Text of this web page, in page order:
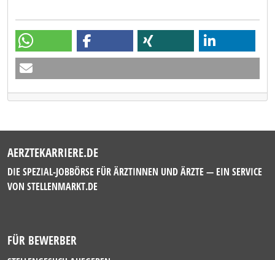
AERZTEKARRIERE.DE
DIE SPEZIAL-JOBBÖRSE FÜR ÄRZTINNEN UND ÄRZTE — EIN SERVICE
VON STELLENMARKT.DE
FÜR BEWERBER